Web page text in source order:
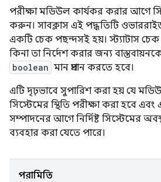
পরীক্ষা মডিউল কার্যকর করার আগে
করুন। সাবক্লাস এই পদ্ধতিটি
একটি চেক পছন্দসই হয়। স্ট্যাটাস চেক
কিনা তা নির্দেশ করার জন্য
boolean মান প্রদান করতে হবে।
এটি দৃঢ়ভাবে সুপারিশ করা হয় যে
সিস্টেমের স্থিতি পরীক্ষা করা হবে
সম্পাদনের আগে নির্দিষ্ট সিস্টেমের
ব্যবহার করা যেতে পারে।
পরামিতি